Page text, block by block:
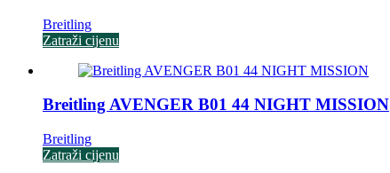
Breitling
Zatraži cijenu
Breitling AVENGER B01 44 NIGHT MISSION
Breitling
Zatraži cijenu